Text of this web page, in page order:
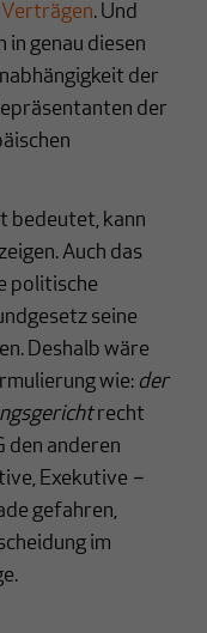
. Und
in genau diesen
der
der
bedeutet, kann
Auch das
politische
seine
Deshalb wäre
wie: der
recht
den anderen
Exekutive –
gefahren,
im